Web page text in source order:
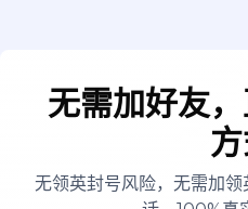
无需加好友
无领英封号风险，无需加